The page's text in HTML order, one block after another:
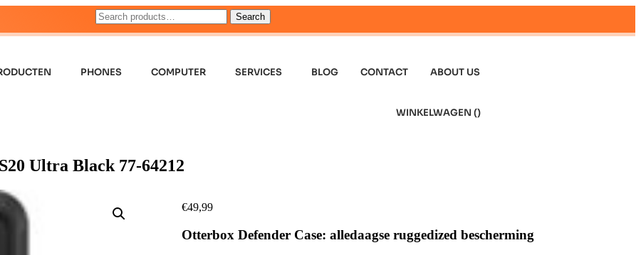
Search
PHONES COMPUTER SERVICES BLOG CONTACT ABOUT US
WINKELWAGEN ()
Ultra Black 77-64212
€49,99
Otterbox Defender Case: alledaagse ruggedized bescherming